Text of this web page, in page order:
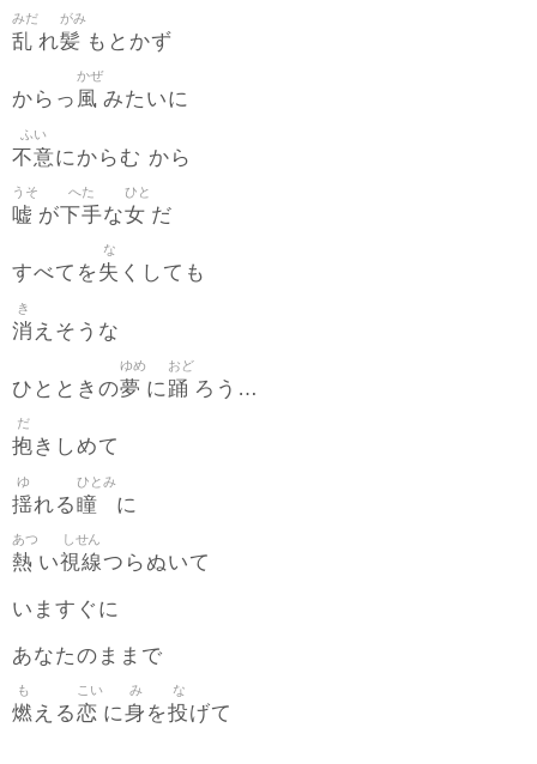
乱
みだ
れ髪
がみ
もとかず
からっ 風
かぜ
みたいに
不意
ふい
にからむ から
嘘
うそ
が下手
へた
な女
ひと
だ
すべてを失
な
くしても
消
き
えそうな
ひとときの夢
ゆめ
に踊
おど
ろう…
抱
だ
きしめて
揺
ゆ
れる瞳
ひとみ
に
熱
あつ
い視線
しせん
つらぬいて
いますぐに
あなたのままで
燃
も
える恋
こい
に身
み
を投
な
げて